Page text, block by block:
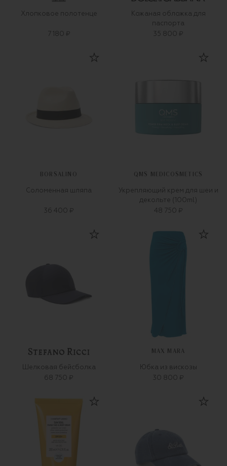
Хлопковое полотенце
7 180 ₽
Кожаная обложка для
паспорта
35 800 ₽
BORSALINO
Соломенная шляпа
36 400 ₽
QMS MEDICOSMETICS
Укрепляющий крем для шеи и
декольте (100ml)
48 750 ₽
Шелковая бейсболка
68 750 ₽
MAX MARA
Юбка из вискозы
30 800 ₽